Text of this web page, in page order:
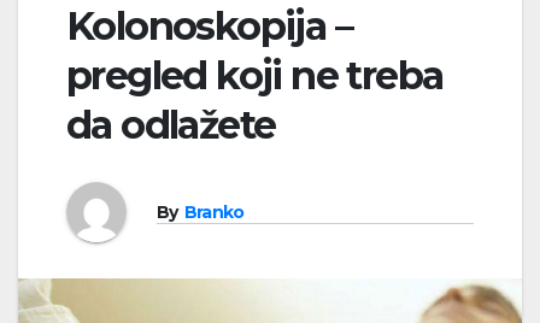
Kolonoskopija –
pregled koji ne treba
da odlažete
By Branko